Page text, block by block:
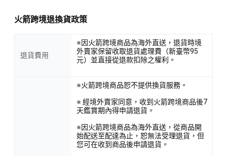
火箭跨境退換貨政策
退貨費用
※因火箭跨境商品為海外直送，退貨時境
外賣家保留收取退貨處理費（新臺幣95
元）並直接從退款扣除之權利。
※火箭跨境商品恕不提供換貨服務。
※ 經境外賣家同意，收到火箭跨境商品後7
天鑑賞期內得申請退貨。
※因火箭跨境商品為海外直送，從商品開
始配送至配達為止，恕無法受理退貨，但
您可在收到商品後申請退貨。